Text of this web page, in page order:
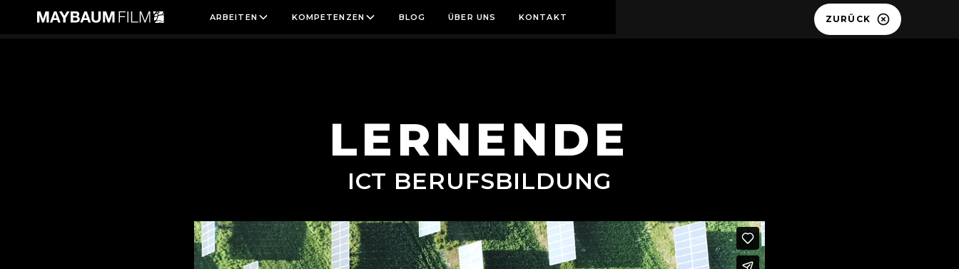
ARBEITEN KOMPETENZEN BLOG ÜBER UNS KONTAKT
KATEGORIE: EMPLOYER BRANDING ZURÜCK
LERNENDE
ICT BERUFSBILDUNG